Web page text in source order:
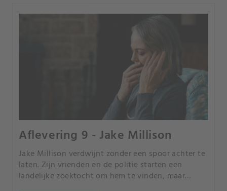
Aflevering 9 - Jake Millison
Jake Millison verdwijnt zonder een spoor achter te
laten. Zijn vrienden en de politie starten een
landelijke zoektocht om hem te vinden, maar